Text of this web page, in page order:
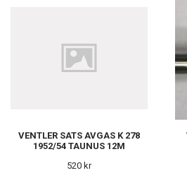
VENTLER SATS AVGAS K 278
1952/54 TAUNUS 12M
520 kr